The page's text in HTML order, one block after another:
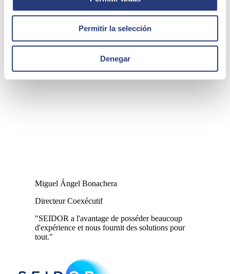
Permitir la selección
Denegar
Miguel Ángel Bonachera
Directeur Coexécutif
"SEIDOR a l'avantage de posséder beaucoup
d'expérience et nous fournit des solutions pour
tout."